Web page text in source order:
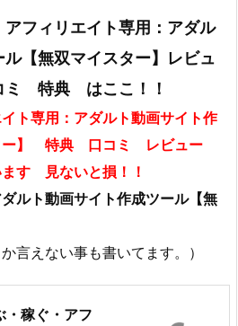
フィリエイト専用：アダル
ル【無双マイスター】レビュ
特典 はここ！！
ト専用：アダルト動画サイト作
ー】 特典 口コミ レビュー
す 見ないと損！！
ルト動画サイト作成ツール【無
言えない事も書いてます。）
・稼ぐ・アフ